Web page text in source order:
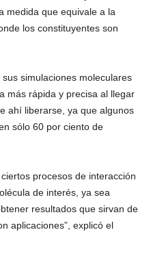
medida que equivale a la
los constituyentes son
simulaciones moleculares
más rápida y precisa al llegar
ahí liberarse, ya que algunos
sólo 60 por ciento de
procesos de interacción
de interés, ya sea
resultados que sirvan de
aplicaciones”, explicó el